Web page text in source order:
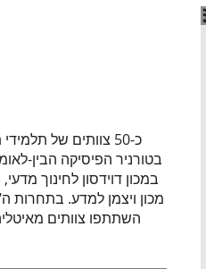
כ-50 צוותים של
בטורניר הפיסיקה הבין-
במכון דוידסון לחינוך
השתתפו צוותים